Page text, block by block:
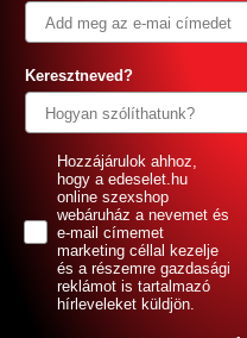
Keresztneved?
GDPRHozzájárulok ahhoz,
hogy a edeselet.hu
online szexshop
webáruház a nevemet és
e-mail címemet
marketing céllal kezelje
és a részemre gazdasági
reklámot is tartalmazó
hírleveleket küldjön.